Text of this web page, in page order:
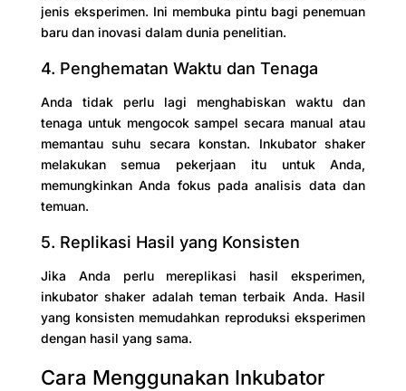
jenis eksperimen. Ini membuka pintu bagi penemuan
baru dan inovasi dalam dunia penelitian.
4. Penghematan Waktu dan Tenaga
Anda tidak perlu lagi menghabiskan waktu dan
tenaga untuk mengocok sampel secara manual atau
memantau suhu secara konstan. Inkubator shaker
melakukan semua pekerjaan itu untuk Anda,
memungkinkan Anda fokus pada analisis data dan
temuan.
5. Replikasi Hasil yang Konsisten
Jika Anda perlu mereplikasi hasil eksperimen,
inkubator shaker adalah teman terbaik Anda. Hasil
yang konsisten memudahkan reproduksi eksperimen
dengan hasil yang sama.
Cara Menggunakan Inkubator